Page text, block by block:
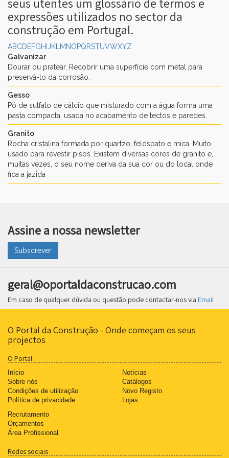
▼
expressões utilizados no sector da
construção em Portugal.
ABCDEFGH JK M NOPQRSTUVWXYZ
Galvanizar
Dourar ou pratear. Recobrir uma superfície com metal para
preservá-lo da corrosão.
Gesso
Pó de sulfato de cálcio que misturado com a água forma uma
pasta compacta, usada no acabamento de tectos e paredes.
Granito
Rocha cristalina formada por quartzo, feldspato e mica. Muito
usado para revestir pisos. Existem diversas cores de granito e,
muitas vezes, o seu nome deriva da sua cor ou do local onde
fica a jazida
Assine a nossa newsletter
Subscrever
geral@oportaldaconstrucao.com
Em caso de qualquer dúvida ou questão pode contactar-nos via Email
O Portal da Construção - Onde começam os seus
projectos
O Portal
Início
Sobre nós
Condições de utilização
Política de privacidade
Notícias
Catálogos
Novo Registo
Lojas
Recrutamento
Orçamentos
Área Profissional
Redes sociais